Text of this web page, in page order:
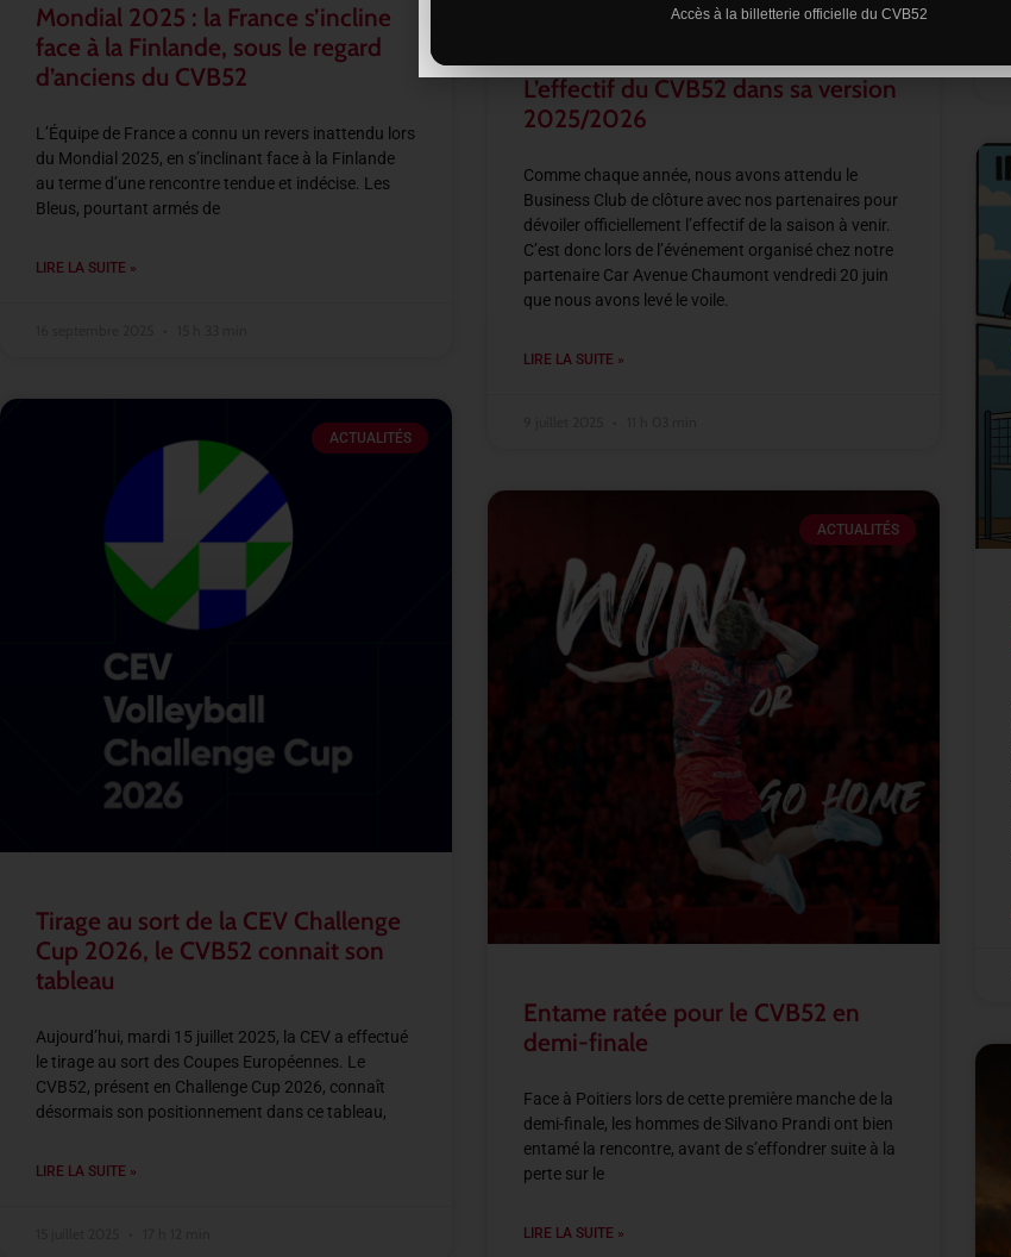
Mondial 2025 : la France s’incline
face à la Finlande, sous le regard
d’anciens du CVB52
L’Équipe de France a connu un revers inattendu lors
du Mondial 2025, en s’inclinant face à la Finlande
au terme d’une rencontre tendue et indécise. Les
Bleus, pourtant armés de
LIRE LA SUITE »
ACTUALITÉS
Tirage au sort de la CEV Challenge
Cup 2026, le CVB52 connait son
tableau
Aujourd’hui, mardi 15 juillet 2025, la CEV a effectué
le tirage au sort des Coupes Européennes. Le
CVB52, présent en Challenge Cup 2026, connaît
désormais son positionnement dans ce tableau,
LIRE LA SUITE »
L’effectif du CVB52 dans sa version
2025/2026
Comme chaque année, nous avons attendu le
Business Club de clôture avec nos partenaires pour
dévoiler officiellement l’effectif de la saison à venir.
C’est donc lors de l’événement organisé chez notre
partenaire Car Avenue Chaumont vendredi 20 juin
que nous avons levé le voile.
LIRE LA SUITE »
ACTUALITÉS
Entame ratée pour le CVB52 en
demi-finale
Face à Poitiers lors de cette première manche de la
demi-finale, les hommes de Silvano Prandi ont bien
entamé la rencontre, avant de s’effondrer suite à la
perte sur le
LIRE LA SUITE »
Accès à la billetterie officielle du CVB52